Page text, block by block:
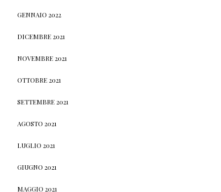
GENNAIO 2022
DICEMBRE 2021
NOVEMBRE 2021
OTTOBRE 2021
SETTEMBRE 2021
AGOSTO 2021
LUGLIO 2021
GIUGNO 2021
MAGGIO 2021